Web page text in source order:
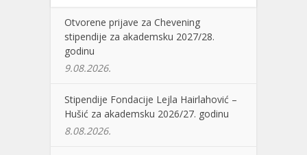
Otvorene prijave za Chevening
stipendije za akademsku 2027/28.
godinu
9.08.2026.
Stipendije Fondacije Lejla Hairlahović –
Hušić za akademsku 2026/27. godinu
8.08.2026.